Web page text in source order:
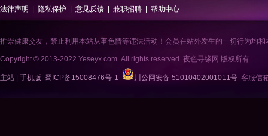
法律声明 隐私保护 意见反馈 兼职招聘 帮助中心
推崇健康交友，禁止利用本站从事色情等违法活动！会员在站外发生的一切行为均
Copyright © 2013-2022 Yeseyx.com .All rights reserved. 夜色寻缘网 版权所有
主站 手机版 蜀ICP备15008476号-1 川公网安备 51010402001011号 客服信